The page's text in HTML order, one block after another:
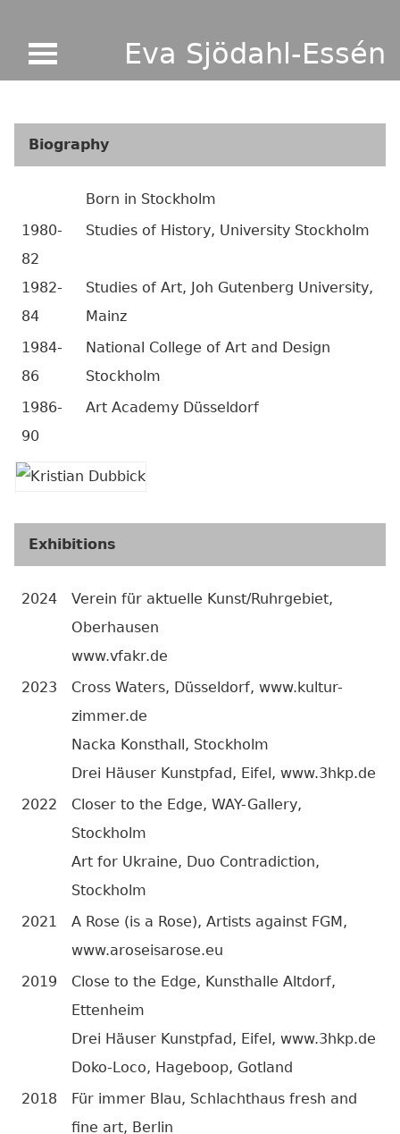
Eva Sjödahl-Essén
Biography
Born in Stockholm
1980-
82
Studies of History, University Stockholm
1982-
84
Studies of Art, Joh Gutenberg University,
Mainz
1984-
86
National College of Art and Design
Stockholm
1986-
90
Art Academy Düsseldorf
Exhibitions
2024
Verein für aktuelle Kunst/Ruhrgebiet,
Oberhausen
www.vfakr.de
2023
Cross Waters, Düsseldorf, www.kultur-
zimmer.de
Nacka Konsthall, Stockholm
Drei Häuser Kunstpfad, Eifel, www.3hkp.de
2022
Closer to the Edge, WAY-Gallery,
Stockholm
Art for Ukraine, Duo Contradiction,
Stockholm
2021
A Rose (is a Rose), Artists against FGM,
www.aroseisarose.eu
2019
Close to the Edge, Kunsthalle Altdorf,
Ettenheim
Drei Häuser Kunstpfad, Eifel, www.3hkp.de
Doko-Loco, Hageboop, Gotland
2018
Für immer Blau, Schlachthaus fresh and
fine art, Berlin